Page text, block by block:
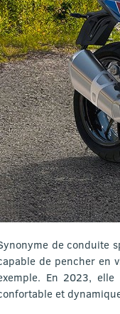
de conduite
de pencher en
En 2023,
et